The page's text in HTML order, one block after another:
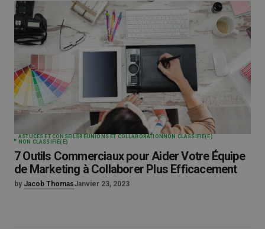
ASTUCES ET CONSEILS RÉUNIONS ET COLLABORATION NON CLASSIFIÉ(E)
NON CLASSIFIÉ(E)
7 Outils Commerciaux pour Aider Votre Équipe
de Marketing à Collaborer Plus Efficacement
by Jacob ThomasJanvier 23, 2023